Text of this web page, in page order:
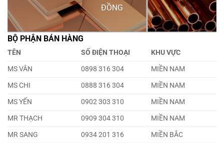
ĐỒNG
BỘ PHẬN BÁN HÀNG
TÊN SỐ ĐIỆN THOẠI
KHU VỰC
MS VÂN
0898 316 304
MIỀN NAM
MS CHI
0888 316 304
MIỀN NAM
MS YẾN
0902 303 310
MIỀN NAM
MR THẠCH
0909 304 310
MIỀN NAM
MR SANG
0934 201 316
MIỀN BẮC